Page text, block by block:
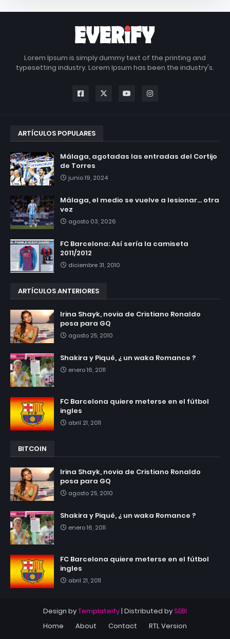
Lorem Ipsum is simply dummy text of the printing and
typesetting industry. Lorem Ipsum has been the industry's.
ARTÍCULOS POPULARES
Málaga, agotadas las entradas del Cortijo
de Torres
junio 19, 2024
Málaga, el medio se vuelve a lesionar... otra
vez
agosto 03, 2026
FC Barcelona: Así sería la camiseta
2011/2012
diciembre 31, 2010
ARTÍCULOS ANTERIORES
Irina Shayk, novia de Cristiano Ronaldo
posa para GQ
agosto 25, 2010
Shakira y Piqué, ¿ un waka Romance ?
enero 16, 2011
FC Barcelona quiere meterse en el fútbol
ingles
abril 21, 2011
BITCOIN
Irina Shayk, novia de Cristiano Ronaldo
posa para GQ
agosto 25, 2010
Shakira y Piqué, ¿ un waka Romance ?
enero 16, 2011
FC Barcelona quiere meterse en el fútbol
ingles
abril 21, 2011
Design byTemplateify | Distributed bySEBI
Home
About Contact RTL Version